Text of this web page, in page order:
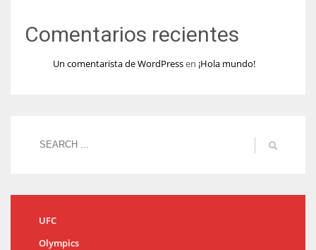
Comentarios recientes
Un comentarista de WordPressen ¡Hola mundo!
UFC
Olympics